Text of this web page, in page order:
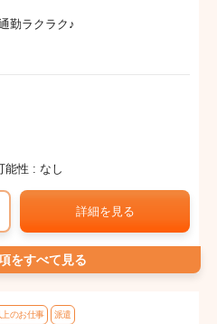
勤ラクラク♪
能性 : なし
詳細を見る
をすべて見る
のお仕事 派遣